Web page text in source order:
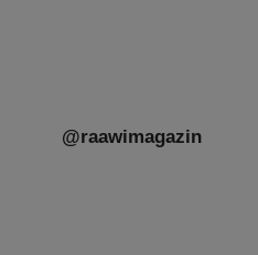
@raawimagazin